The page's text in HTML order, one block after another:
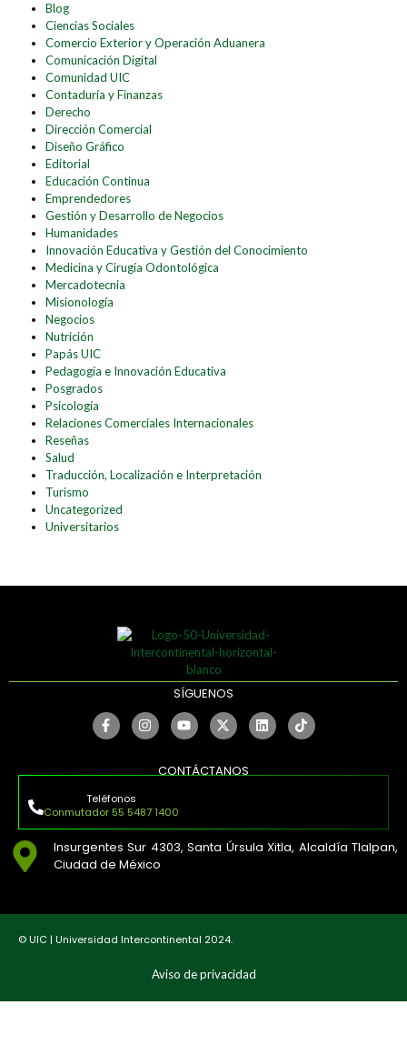
Blog
Ciencias Sociales
Comercio Exterior y Operación Aduanera
Comunicación Digital
Comunidad UIC
Contaduría y Finanzas
Derecho
Dirección Comercial
Diseño Gráfico
Editorial
Educación Continua
Emprendedores
Gestión y Desarrollo de Negocios
Humanidades
Innovación Educativa y Gestión del Conocimiento
Medicina y Cirugía Odontológica
Mercadotecnia
Misionología
Negocios
Nutrición
Papás UIC
Pedagogía e Innovación Educativa
Posgrados
Psicología
Relaciones Comerciales Internacionales
Reseñas
Salud
Traducción, Localización e Interpretación
Turismo
Uncategorized
Universitarios
SÍGUENOS
CONTÁCTANOS
Teléfonos
Conmutador 55 5487 1400
Insurgentes Sur 4303, Santa Úrsula Xitla, Alcaldía Tlalpan,
Ciudad de México
© UIC | Universidad Intercontinental 2024.
Aviso de privacidad